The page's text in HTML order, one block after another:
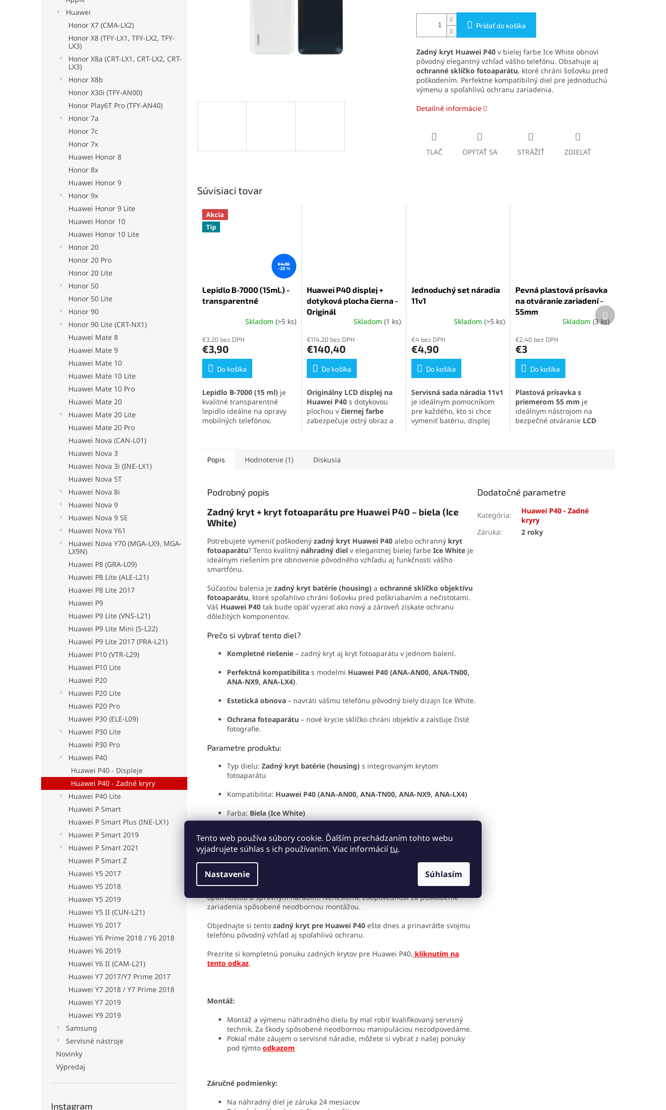
Tento web používa súbory cookie. Ďalším prechádzaním tohto webu
vyjadrujete súhlas s ich používaním. Viac informáciítu.
Nastavenie Súhlasím
Huawei
Honor X7 (CMA-LX2)
Honor X8 (TFY-LX1, TFY-LX2, TFY-
LX3)
Honor X8a (CRT-LX1, CRT-LX2, CRT-
LX3)
Honor X8b
Honor X30i (TFY-AN00)
Honor Play6T Pro (TFY-AN40)
Honor 7a
Honor 7c
Honor 7x
Huawei Honor 8
Honor 8x
Huawei Honor 9
Honor 9x
Huawei Honor 9 Lite
Huawei Honor 10
Huawei Honor 10 Lite
Honor 20
Honor 20 Pro
Honor 20 Lite
Honor 50
Honor 50 Lite
Honor 90
Honor 90 Lite (CRT-NX1)
Huawei Mate 8
Huawei Mate 9
Huawei Mate 10
Huawei Mate 10 Lite
Huawei Mate 10 Pro
Huawei Mate 20
Huawei Mate 20 Lite
Huawei Mate 20 Pro
Huawei Nova (CAN-L01)
Huawei Nova 3
Huawei Nova 3i (INE-LX1)
Huawei Nova 5T
Huawei Nova 8i
Huawei Nova 9
Huawei Nova 9 SE
Huawei Nova Y61
Huawei Nova Y70 (MGA-LX9, MGA-
LX9N)
Huawei P8 (GRA-L09)
Huawei P8 Lite (ALE-L21)
Huawei P8 Lite 2017
Huawei P9
Huawei P9 Lite (VNS-L21)
Huawei P9 Lite Mini (S-L22)
Huawei P9 Lite 2017 (PRA-L21)
Huawei P10 (VTR-L29)
Huawei P10 Lite
Huawei P20
Huawei P20 Lite
Huawei P20 Pro
Huawei P30 (ELE-L09)
Huawei P30 Lite
Huawei P30 Pro
Huawei P40
Huawei P40 - Displeje
Huawei P40 - Zadné kryry
Huawei P40 Lite
Huawei P Smart
Huawei P Smart Plus (INE-LX1)
Huawei P Smart 2019
Huawei P Smart 2021
Huawei P Smart Z
Huawei Y5 2017
Huawei Y5 2018
Huawei Y5 2019
Huawei Y5 II (CUN-L21)
Huawei Y6 2017
Huawei Y6 Prime 2018 / Y6 2018
Huawei Y6 2019
Huawei Y6 II (CAM-L21)
Huawei Y7 2017/Y7 Prime 2017
Huawei Y7 2018 / Y7 Prime 2018
Huawei Y7 2019
Huawei Y9 2019
Samsung
Servisné nástroje
Novinky
Výpredaj
Instagram
Pridať do košíka
Zadný kryt Huawei P40v bielej farbe Ice White obnoví
pôvodný elegantný vzhľad vášho telefónu. Obsahuje aj
ochranné sklíčko fotoaparátu, ktoré chráni šošovku pred
poškodením. Perfektne kompatibilný diel pre jednoduchú
výmenu a spoľahlivú ochranu zariadenia.
Detailné informácie
TLAČ OPÝTAŤ SA STRÁŽIŤ ZDIEĽAŤ
Súvisiaci tovar
Akcia
Tip
€4,90
–20 %
Lepidlo B-7000 (15ml.) -
transparentné
produktu
je
5,0
5
hviezdičiek.
Skladom (>5 ks)
€3,20 bez DPH
€3,90
Do košíka
Lepidlo B-7000 (15 ml) je
kvalitné transparentné
lepidlo ideálne na opravy
mobilných telefónov,
odoláva otrasom, vode aj
drobné súčiastky.
Huawei P40 displej +
dotyková plocha čierna -
Originál
produktu
je
5,0
5
hviezdičiek.
Skladom (1 ks)
€114,20 bez DPH
€140,40
Do košíka
Originálny LCD displej na
Huawei P40s dotykovou
plochou v čiernej farbe
zabezpečuje ostrý obraz a
funkčnosti telefónu.
Jednoduchý set náradia
11v1
produktu
je
5,0
5
hviezdičiek.
Skladom(>5 ks)
€4 bez DPH
€4,90
Do košíka
Servisná sada náradia 11v1
je ideálnym pomocníkom
pre každého, kto si chce
vymeniť batériu, displej
domácich podmienkach.
Pevná plastová prísavka
na otváranie zariadení -
55mm
produktu
je
5,0
5
hviezdičiek.
Skladom(3 ks)
€2,40 bez DPH
€3
Do košíka
Plastová prísavka s
priemerom 55 mm je
ideálnym nástrojom na
bezpečné otváranie LCD
jednoduchú manipuláciu.
Ďalší
produkt
Popis Hodnotenie (1) Diskusia
Podrobný popis
Zadný kryt + kryt fotoaparátu pre Huawei P40 – biela (Ice
White)
Potrebujete vymeniť poškodený zadný kryt Huawei P40 alebo ochranný kryt
fotoaparátu? Tento kvalitný náhradný diel v elegantnej bielej farbe Ice White je
ideálnym riešením pre obnovenie pôvodného vzhľadu aj funkčnosti vášho
smartfónu.
Súčasťou balenia je zadný kryt batérie (housing) a ochranné sklíčko objektívu
fotoaparátu, ktoré spoľahlivo chráni šošovku pred poškriabaním a nečistotami.
Váš Huawei P40 tak bude opäť vyzerať ako nový a zároveň získate ochranu
dôležitých komponentov.
Prečo si vybrať tento diel?
Kompletné riešenie – zadný kryt aj kryt fotoaparátu v jednom balení.
Perfektná kompatibilita s modelmi Huawei P40 (ANA-AN00, ANA-TN00,
ANA-NX9, ANA-LX4).
Estetická obnova – navráti vášmu telefónu pôvodný biely dizajn Ice White.
Ochrana fotoaparátu – nové krycie sklíčko chráni objektív a zaisťuje čisté
fotografie.
Parametre produktu:
Typ dielu: Zadný kryt batérie (housing) s integrovaným krytom
fotoaparátu
Kompatibilita: Huawei P40 (ANA-AN00, ANA-TN00, ANA-NX9, ANA-LX4)
Farba: Biela (Ice White)
(zhodné s originálom)
Stav: nový náhradný diel
Upozornenie:
Odporúčame výmenu zveriť odborníkovi alebo ju vykonať s maximálnou
opatrnosťou a správnym náradím. Nenesieme zodpovednosť za poškodenie
zariadenia spôsobené neodbornou montážou.
Objednajte si tento zadný kryt pre Huawei P40 ešte dnes a prinavráťte svojmu
telefónu pôvodný vzhľad aj spoľahlivú ochranu.
Prezrite si kompletnú ponuku zadných krytov pre Huawei P40, kliknutím na
tento odkaz.
Montáž:
Montáž a výmenu náhradného dielu by mal robiť kvalifikovaný servisný
technik. Za škody spôsobené neodbornou manipuláciou nezodpovedáme.
Pokiaľ máte záujem o servisné náradie, môžete si vybrať z našej ponuky
pod týmto odkazom
Záručné podmienky:
Na náhradný diel je záruka 24 mesiacov
Dodatočné parametre
Kategória:
Huawei P40 - Zadné
kryry
Záruka: 2 roky